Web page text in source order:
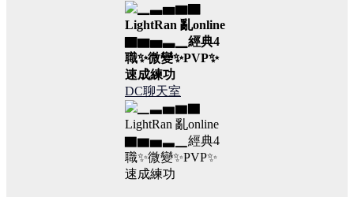
DC聊天室